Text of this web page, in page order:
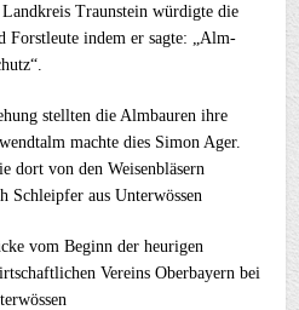
Traunstein würdigte die
Forstleute indem er sagte: „Alm-
stellten die Almbauren ihre
machte dies Simon Ager.
dort von den Weisenbläsern
Schleipfer aus Unterwössen
vom Beginn der heurigen
Vereins Oberbayern bei